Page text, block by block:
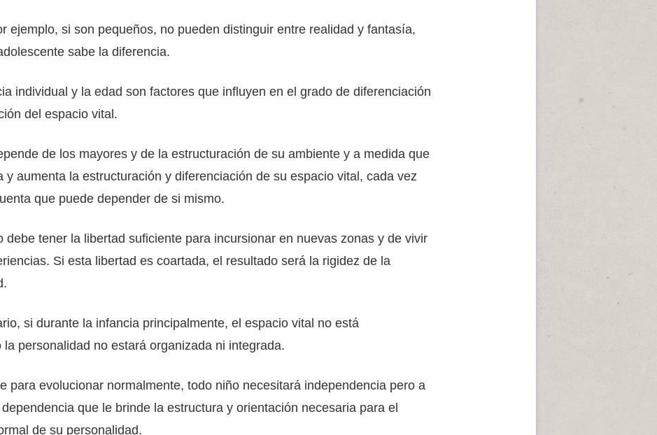
ejemplo, si son pequeños, no pueden distinguir entre realidad y fantasía,
sabe la diferencia.
individual y la edad son factores que influyen en el grado de diferenciación
del espacio vital.
de los mayores y de la estructuración de su ambiente y a medida que
y aumenta la estructuración y diferenciación de su espacio vital, cada vez
que puede depender de si mismo.
debe tener la libertad suficiente para incursionar en nuevas zonas y de vivir
Si esta libertad es coartada, el resultado será la rigidez de la
si durante la infancia principalmente, el espacio vital no está
la personalidad no estará organizada ni integrada.
para evolucionar normalmente, todo niño necesitará independencia pero a
dependencia que le brinde la estructura y orientación necesaria para el
de su personalidad.